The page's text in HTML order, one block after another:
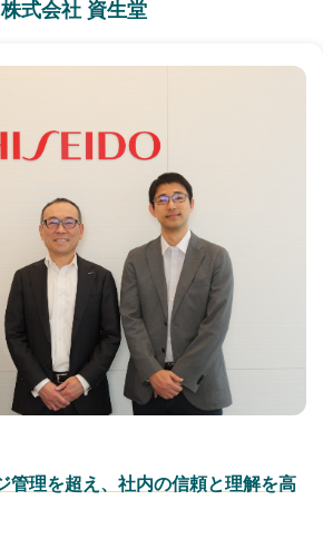
株式会社 資生堂
管理を超え、社内の信頼と理解を高